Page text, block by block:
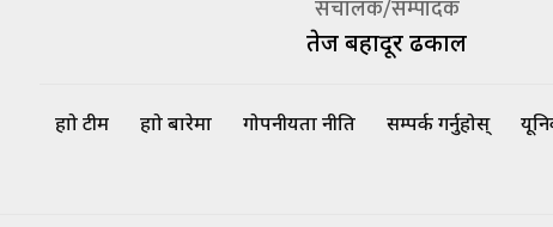
संचालक/सम्पादक
तेज बहादूर ढकाल
हाम्रो टीम हाम्रो बारेमा गोपनीयता नीति सम्पर्क गर्नुहोस्